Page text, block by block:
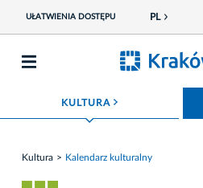
UŁATWIENIA DOSTĘPU PL
KULTURA ROZWIŃ MENU
Kultura Kalendarz kulturalny